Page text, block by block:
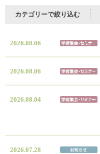
カテゴリーで絞り込む
2026.08.06
2026.08.06
2026.08.04
2026.07.28